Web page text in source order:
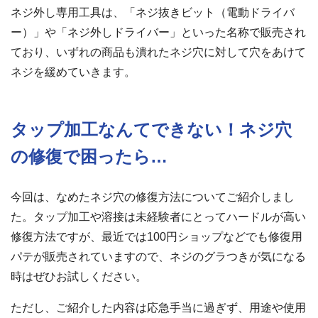
ネジ外し専用工具は、「ネジ抜きビット（電動ドライバ
ー）」や「ネジ外しドライバー」といった名称で販売され
ており、いずれの商品も潰れたネジ穴に対して穴をあけて
ネジを緩めていきます。
タップ加工なんてできない！ネジ穴
の修復で困ったら…
今回は、なめたネジ穴の修復方法についてご紹介しまし
た。タップ加工や溶接は未経験者にとってハードルが高い
修復方法ですが、最近では100円ショップなどでも修復用
パテが販売されていますので、ネジのグラつきが気になる
時はぜひお試しください。
ただし、ご紹介した内容は応急手当に過ぎず、用途や使用